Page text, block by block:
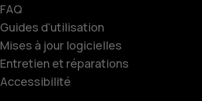
FAQ
Guides d'utilisation
Mises à jour logicielles
Entretien et réparations
Accessibilité